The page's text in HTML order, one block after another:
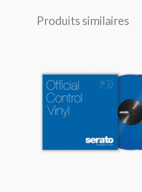
Produits similaires